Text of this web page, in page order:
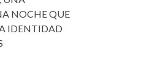
NOCHE QUE
IDENTIDAD